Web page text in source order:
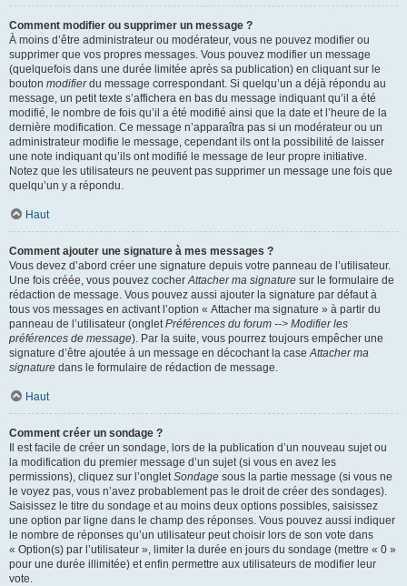
Comment modifier ou supprimer un message ?
À moins d’être administrateur ou modérateur, vous ne pouvez modifier ou
supprimer que vos propres messages. Vous pouvez modifier un message
(quelquefois dans une durée limitée après sa publication) en cliquant sur le
bouton modifierdu message correspondant. Si quelqu’un a déjà répondu au
message, un petit texte s’affichera en bas du message indiquant qu’il a été
modifié, le nombre de fois qu’il a été modifié ainsi que la date et l’heure de la
dernière modification. Ce message n’apparaîtra pas si un modérateur ou un
administrateur modifie le message, cependant ils ont la possibilité de laisser
une note indiquant qu’ils ont modifié le message de leur propre initiative.
Notez que les utilisateurs ne peuvent pas supprimer un message une fois que
quelqu’un y a répondu.
Haut
Comment ajouter une signature à mes messages ?
Vous devez d’abord créer une signature depuis votre panneau de l’utilisateur.
Une fois créée, vous pouvez cocherAttacher ma signature sur le formulaire de
rédaction de message. Vous pouvez aussi ajouter la signature par défaut à
tous vos messages en activant l’option « Attacher ma signature » à partir du
panneau de l’utilisateur (ongletPréférences du forum --> Modifier les
préférences de message). Par la suite, vous pourrez toujours empêcher une
signature d’être ajoutée à un message en décochant la caseAttacher ma
signature dans le formulaire de rédaction de message.
Haut
Comment créer un sondage ?
Il est facile de créer un sondage, lors de la publication d’un nouveau sujet ou
la modification du premier message d’un sujet (si vous en avez les
permissions), cliquez sur l’ongletSondage sous la partie message (si vous ne
le voyez pas, vous n’avez probablement pas le droit de créer des sondages).
Saisissez le titre du sondage et au moins deux options possibles, saisissez
une option par ligne dans le champ des réponses. Vous pouvez aussi indiquer
le nombre de réponses qu’un utilisateur peut choisir lors de son vote dans
« Option(s) par l’utilisateur », limiter la durée en jours du sondage (mettre « 0 »
pour une durée illimitée) et enfin permettre aux utilisateurs de modifier leur
vote.